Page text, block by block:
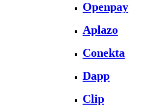
Openpay
Aplazo
Conekta
Dapp
Clip